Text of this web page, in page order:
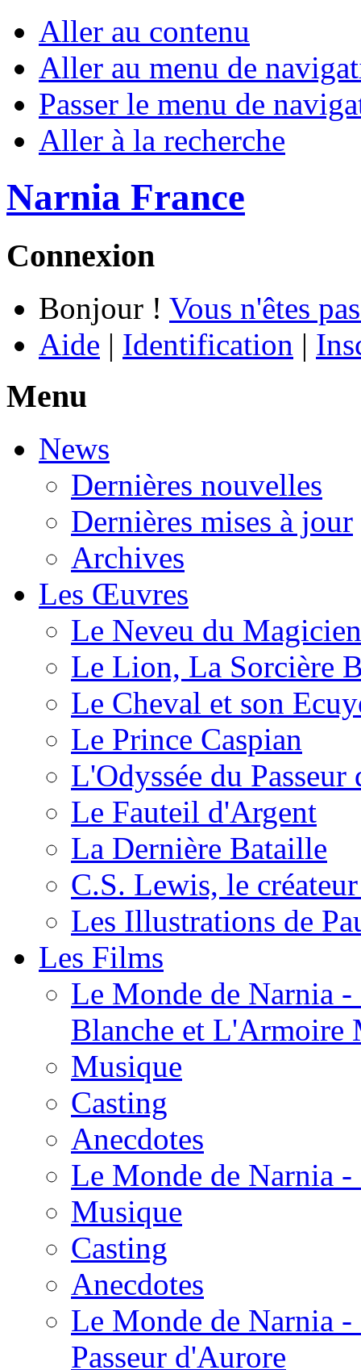
Aller au contenu
Aller au menu de
Passer le menu de
Aller à la recherche
Narnia France
Connexion
Bonjour ! Vous n'êtes
Aide | Identification |
Menu
News
Dernières nouvelles
Dernières mises à jour
Archives
Les Œuvres
Le Neveu du Magicien
Le Lion, La Sorcière
Le Cheval et son
Le Prince Caspian
L'Odyssée du
Le Fauteil d'Argent
La Dernière Bataille
C.S. Lewis, le
Les Illustrations de
Les Films
Le Monde de Narnia
Blanche et L'Armoire
Musique
Casting
Anecdotes
Le Monde de Narnia
Musique
Casting
Anecdotes
Le Monde de Narnia
Passeur d'Aurore